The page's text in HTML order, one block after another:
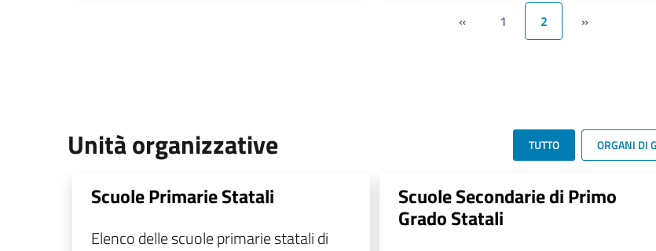
« 1 2 »
Unità organizzative TUTTO ORGANI DI
Scuole Primarie Statali
Elenco delle scuole primarie statali di
Scuole Secondarie di Primo
Grado Statali